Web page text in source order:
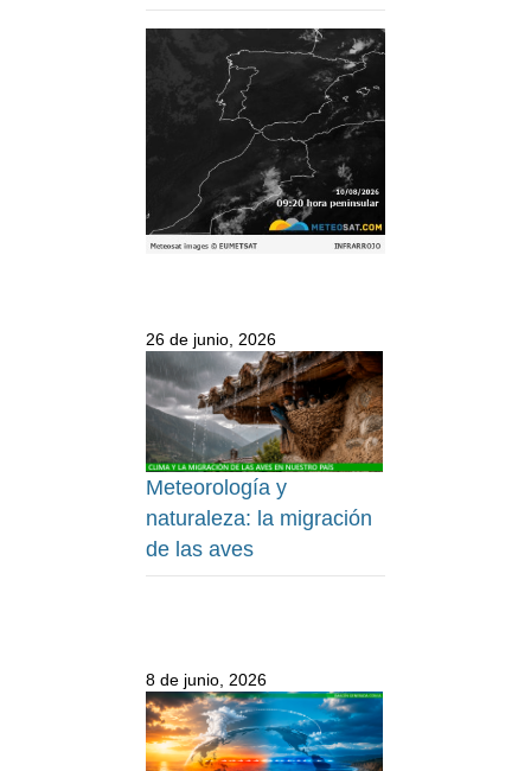
26 de junio, 2026
Meteorología y
naturaleza: la migración
de las aves
8 de junio, 2026